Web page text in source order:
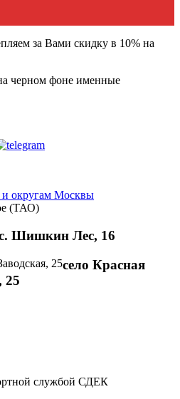
за Вами скидку в 10% на
и округам Москвы
(ТАО)
Шишкин Лес, 16
село Красная
25
службой СДЕК